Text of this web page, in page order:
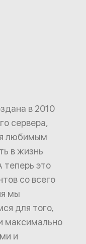
в 2010
сервера,
любимым
в жизнь
теперь это
со всего
мы
для того,
максимально
и